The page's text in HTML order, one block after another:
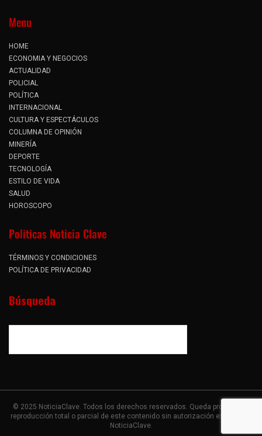
Menu
HOME
ECONOMIA Y NEGOCIOS
ACTUALIDAD
POLICIAL
POLÍTICA
INTERNACIONAL
CULTURA Y ESPECTÁCULOS
COLUMNA DE OPINIÓN
MINERÍA
DEPORTE
TECNOLOGÍA
ESTILO DE VIDA
SALUD
HOROSCOPO
Politicas Noticia Clave
TÉRMINOS Y CONDICIONES
POLÍTICA DE PRIVACIDAD
Búsqueda
© 2025 NoticiaClave. Todos los derechos reservados. Queda prohibida la
reproducción total o parcial de este contenido sin autorización expresa de
NoticiaClave.